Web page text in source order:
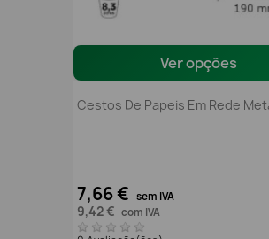
Ver opções
Cestos De Papeis Em Rede
7,66 € sem IVA
9,42 € com IVA